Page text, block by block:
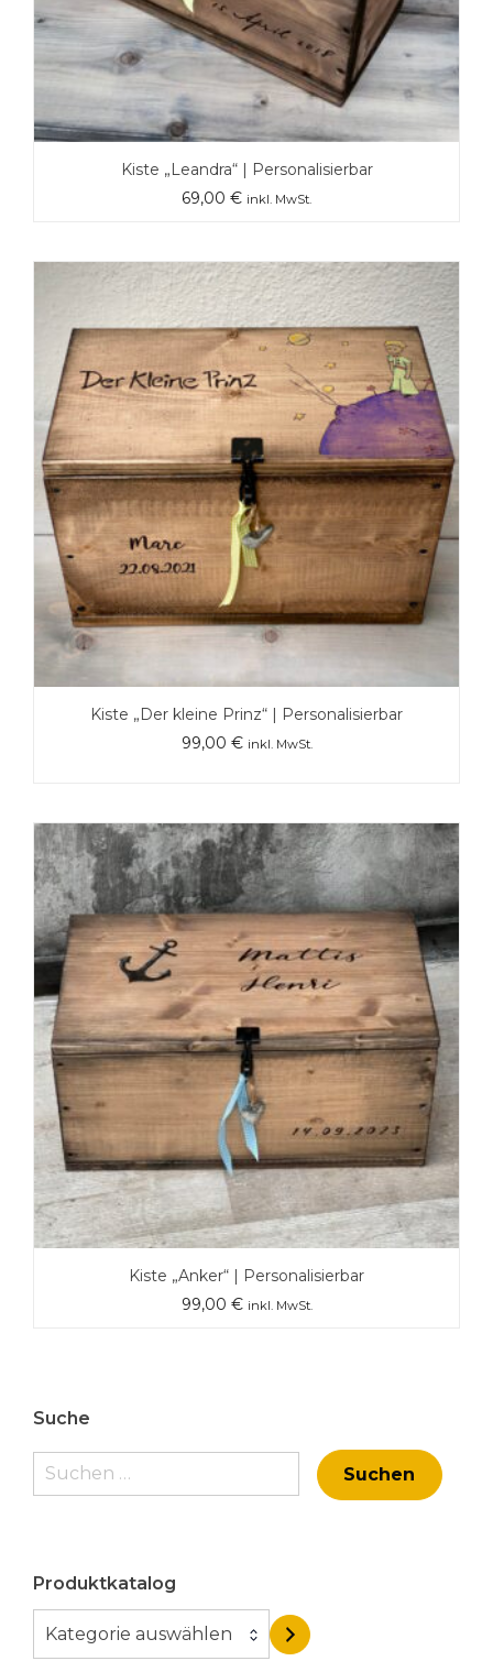
Kiste „Leandra“ | Personalisierbar
69,00 € inkl. MwSt.
Kiste „Der kleine Prinz“ | Personalisierbar
99,00 € inkl. MwSt.
Kiste „Anker“ | Personalisierbar
99,00 € inkl. MwSt.
Suche
Suchen
nach:
Produktkatalog
a
Kategorie auswählen